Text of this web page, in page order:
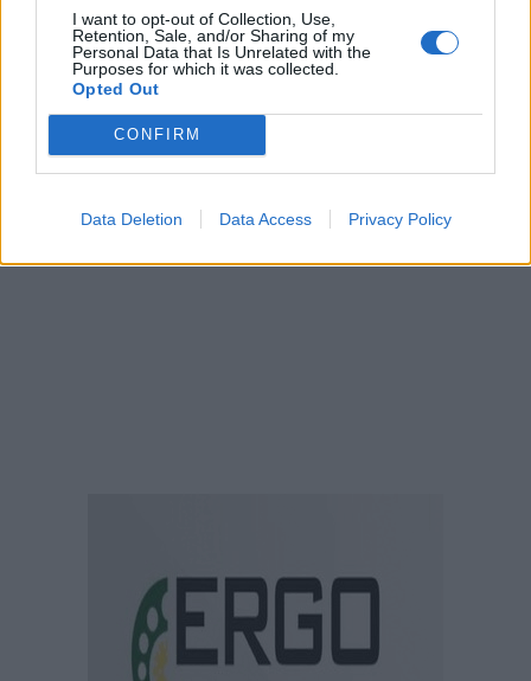
I want to opt-out of Collection, Use,
Retention, Sale, and/or Sharing of my
Personal Data that Is Unrelated with the
Purposes for which it was collected.
Opted Out
CONFIRM
Data Deletion Data Access Privacy Policy
eleftherostypos.gr